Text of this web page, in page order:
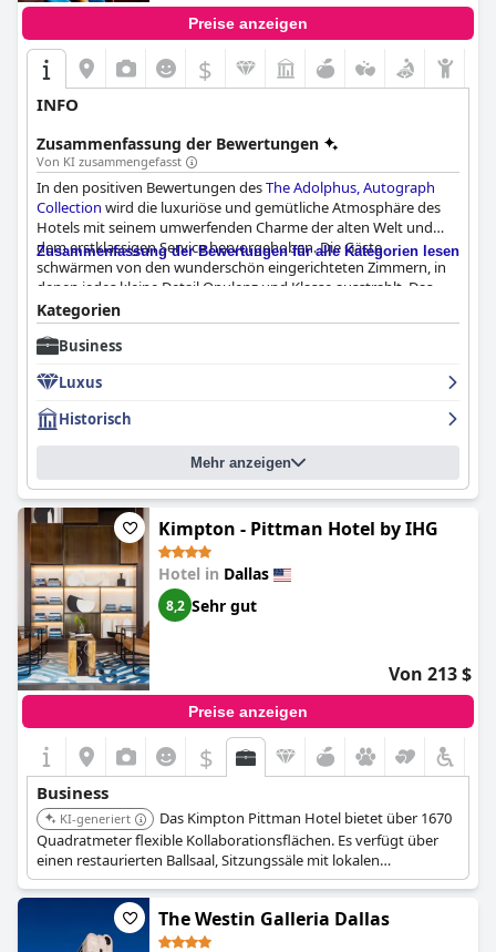
Preise anzeigen
$
INFO
Zusammenfassung der Bewertungen
Von KI zusammengefasst
In den positiven Bewertungen desThe Adolphus, Autograph
Collection wird die luxuriöse und gemütliche Atmosphäre des
Hotels mit seinem umwerfenden Charme der alten Welt und
dem erstklassigen Service hervorgehoben. Die Gäste
schwärmen von den wunderschön eingerichteten Zimmern, in
denen jedes kleine Detail Opulenz und Klasse ausstrahlt. Das
Hotel bietet ein wahrhaftiges Verwöhnprogramm und
hinterlässt bei seinen Gästen ein unvergessliches Gefühl. Wenn
Sie auf der Suche nach einem luxuriösen Aufenthalt in Dallas
Wahl.
Zusammenfassung der Bewertungen für alle Kategorien lesen
Kategorien
Business
Luxus
Historisch
Mehr anzeigen
Kimpton - Pittman Hotel by IHG
Hotel in Dallas
8,2 Sehr gut
Von 213 $
Preise anzeigen
$
Business
KI-generiert
Das Kimpton Pittman Hotel bietet über 1670
Quadratmeter flexible Kollaborationsflächen. Es verfügt über
einen restaurierten Ballsaal, Sitzungssäle mit lokalen
Kunstwerken und ein individuelles Catering mit A/V-
Ausstattung.
The Westin Galleria Dallas